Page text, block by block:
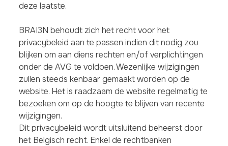
deze laatste.
BRAI3N behoudt zich het recht voor het
privacybeleid aan te passen indien dit nodig zou
blijken om aan diens rechten en/of verplichtingen
onder de AVG te voldoen. Wezenlijke wijzigingen
zullen steeds kenbaar gemaakt worden op de
website. Het is raadzaam de website regelmatig te
bezoeken om op de hoogte te blijven van recente
wijzigingen.
Dit privacybeleid wordt uitsluitend beheerst door
het Belgisch recht. Enkel de rechtbanken